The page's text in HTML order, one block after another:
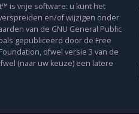
is vrije software: u kunt het
en/of wijzigen onder
van de GNU General Public
gepubliceerd door de Free
ofwel versie 3 van de
(naar uw keuze) een latere